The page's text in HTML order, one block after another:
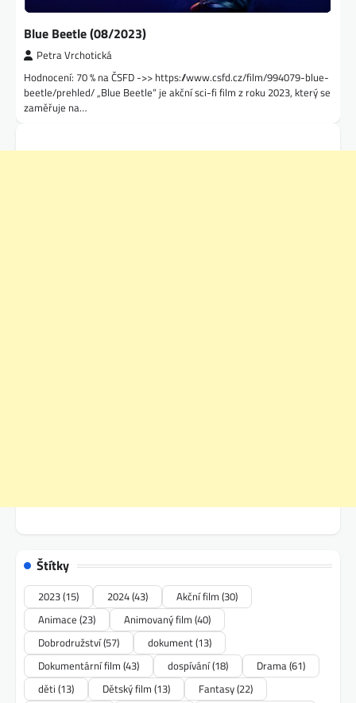
Blue Beetle (08/2023)
Petra Vrchotická
Hodnocení: 70 % na ČSFD ->> https://www.csfd.cz/film/994079-blue-
beetle/prehled/ „Blue Beetle“ je akční sci-fi film z roku 2023, který se
zaměřuje na…
Štítky
2023(15) 2024(43) Akční film (30)
Animace (23) Animovaný film (40)
Dobrodružství(57) dokument(13)
Dokumentární film (43) dospívání(18) Drama(61)
děti (13) Dětský film (13) Fantasy(22)